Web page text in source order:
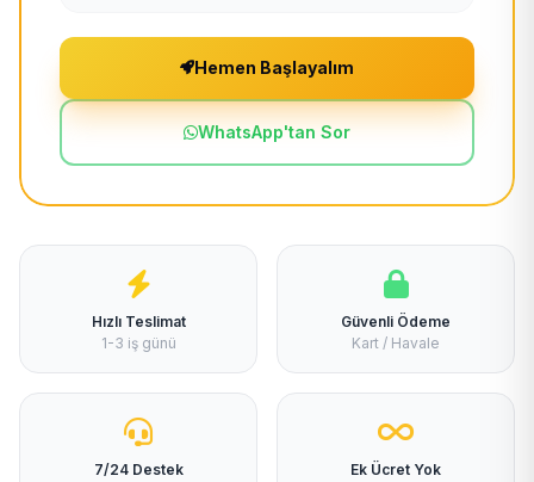
Hemen Başlayalım
WhatsApp'tan Sor
Hızlı Teslimat
1-3 iş günü
Güvenli Ödeme
Kart / Havale
7/24 Destek
Ek Ücret Yok